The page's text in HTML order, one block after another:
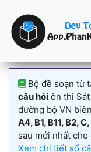
Bộ đề soạn từ
câu hỏi ôn thi
đường bộ VN
A4, B1, B11, B2, C,
sau mới nhất
Xem chi tiết số